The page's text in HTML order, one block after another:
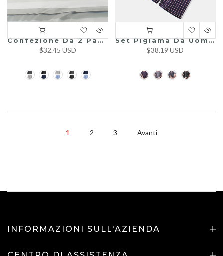
Confezione Da 2 Pantaloncini Da Lozio Comodi Morbidi Ultra-Soft In Cotino Taglio Largo Per Uomo
$32.45 USD
Set Pigiama Da Uomo In Raso A Righe
$38.19 USD
1 2 3 Avanti
INFORMAZIONI SULL'AZIENDA